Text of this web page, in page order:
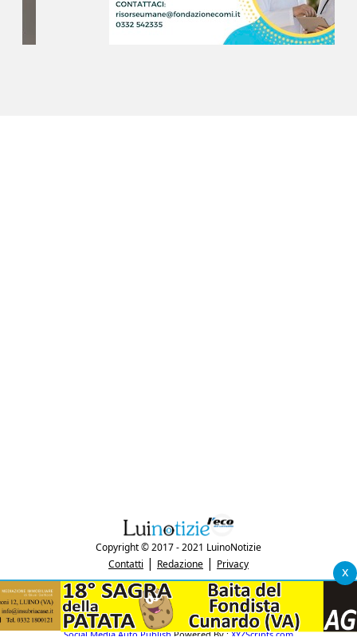
x
Copyright © 2017 - 2021 LuinoNotizie
Contatti | Redazione | Privacy
"Luinonotizie.it è una testata giornalistica iscritta al Registro Stampa del
tribunale di Varese al n. 5/2017 in data 29/6/2017"
P.IVA: 03433740127
Social Media Auto PublishPowered By :XYZScripts.com